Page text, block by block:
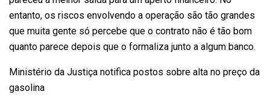
entanto, os riscos envolvendo a operação são tão grandes
que muita gente só percebe que o contrato não é tão bom
quanto parece depois que o formaliza junto a algum banco.
Ministério da Justiça notifica postos sobre alta no preço da
gasolina